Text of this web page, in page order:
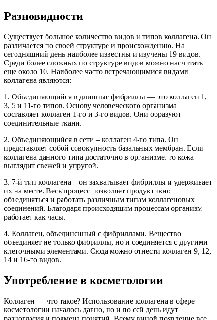
Разновидности
Существует большое количество видов и типов коллагена. Он
различается по своей структуре и происхождению. На
сегодняшний день наиболее известны и изучены 19 видов.
Среди более сложных по структуре видов можно насчитать
еще около 10. Наиболее часто встречающимися видами
коллагена являются:
1. Объединяющийся в длинные фибриллы — это коллаген 1,
3, 5 и 11-го типов. Основу человеческого организма
составляет коллаген 1-го и 3-го видов. Они образуют
соединительные ткани.
2. Объединяющийся в сети – коллаген 4-го типа. Он
представляет собой совокупность базальных мембран. Если
коллагена данного типа достаточно в организме, то кожа
выглядит свежей и упругой.
3. 7-й тип коллагена – он захватывает фибриллы и удерживает
их на месте. Весь процесс позволяет продуктивно
объединяться и работать различным типам коллагеновых
соединений. Благодаря происходящим процессам организм
работает как часы.
4. Коллаген, объединенный с фибриллами. Вещество
объединяет не только фибриллы, но и соединяется с другими
клеточными элементами. Сюда можно отнести коллаген 9, 12,
14 и 16-го видов.
Употребление в косметологии
Коллаген — что такое? Использование коллагена в сфере
косметологии началось давно, но и по сей день идут
разногласия и подмена понятий. Всему виной появление все